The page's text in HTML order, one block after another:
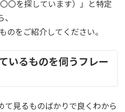
〇を探しています）」と特定
のをご紹介してください。
いるものを伺うフレー
て見るものばかりで良くわから